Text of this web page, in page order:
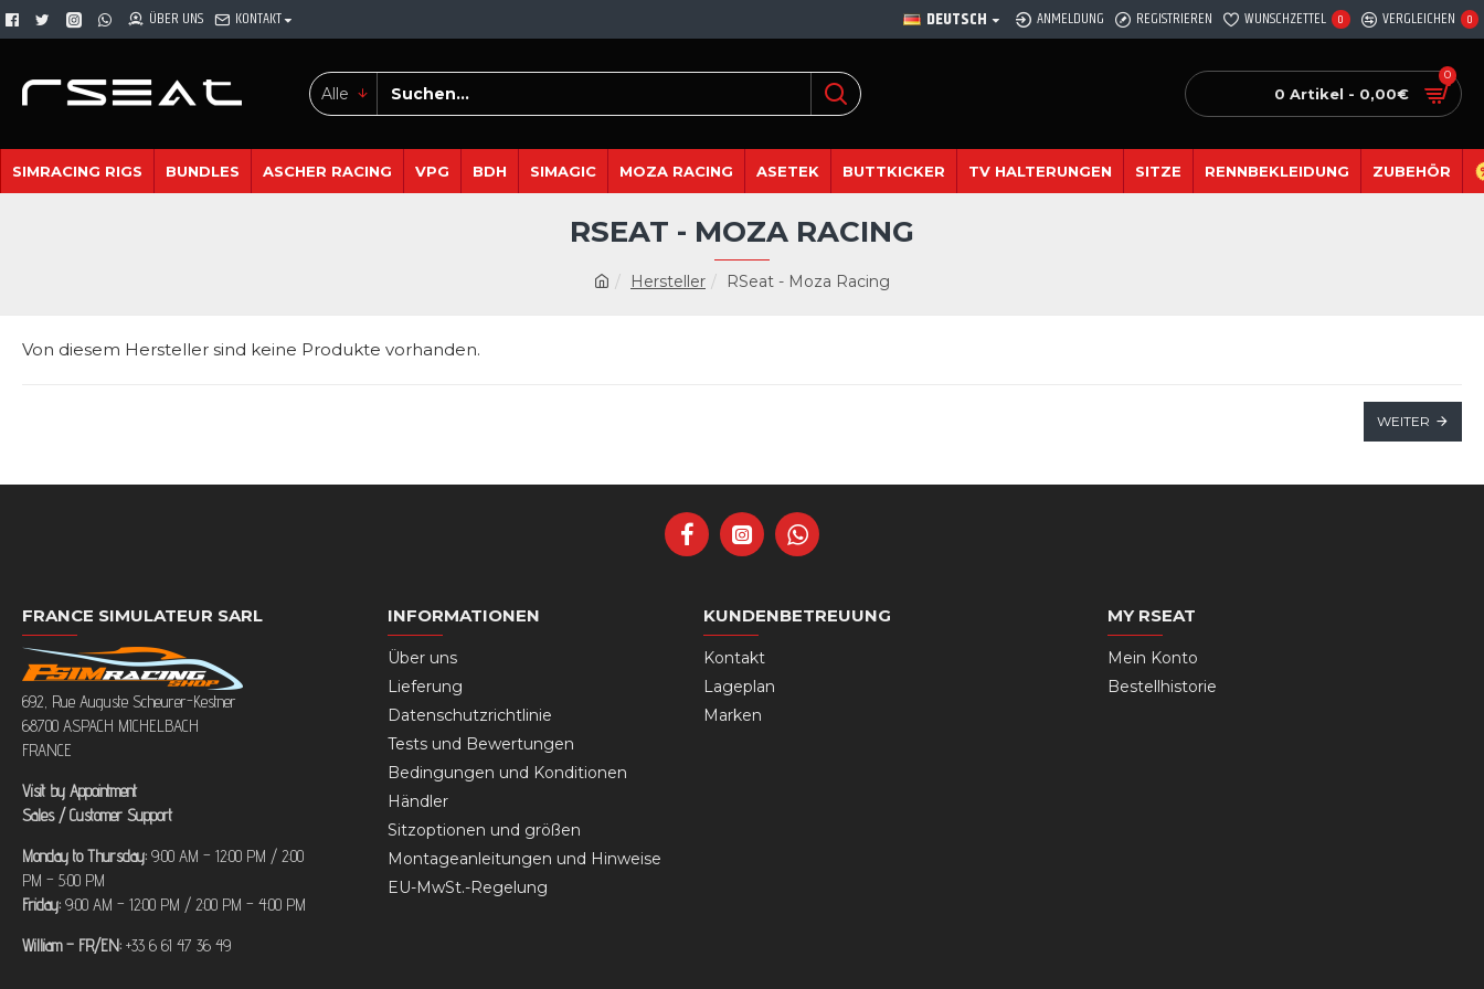
ÜBER UNS KONTAKT DEUTSCH ANMELDUNG REGISTRIEREN WUNSCHZETTEL 0 VERGLEICHEN 0
Alle 0 Artikel - 0,00€
0
SIMRACING RIGS BUNDLES ASCHER RACING VPG BDH SIMAGIC MOZA RACING ASETEK BUTTKICKER TV HALTERUNGEN SITZE RENNBEKLEIDUNG ZUBEHÖR
Hersteller RSeat - Moza Racing
RSEAT - MOZA RACING
Von diesem Hersteller sind keine Produkte vorhanden.
WEITER
FRANCE SIMULATEUR SARL
692, Rue Auguste Scheurer-Kestner
68700 ASPACH MICHELBACH
FRANCE
Visit by Appointment
Sales / Customer Support
Monday to Thursday: 9:00 AM – 12:00 PM / 2:00
PM – 5:00 PM
Friday: 9:00 AM – 12:00 PM / 2:00 PM – 4:00 PM
William – FR/EN: +33 6 61 47 36 49
INFORMATIONEN
Über uns
Lieferung
Datenschutzrichtlinie
Tests und Bewertungen
Bedingungen und Konditionen
Händler
Sitzoptionen und größen
Montageanleitungen und Hinweise
EU-MwSt.-Regelung
KUNDENBETREUUNG
Kontakt
Lageplan
Marken
MY RSEAT
Mein Konto
Bestellhistorie